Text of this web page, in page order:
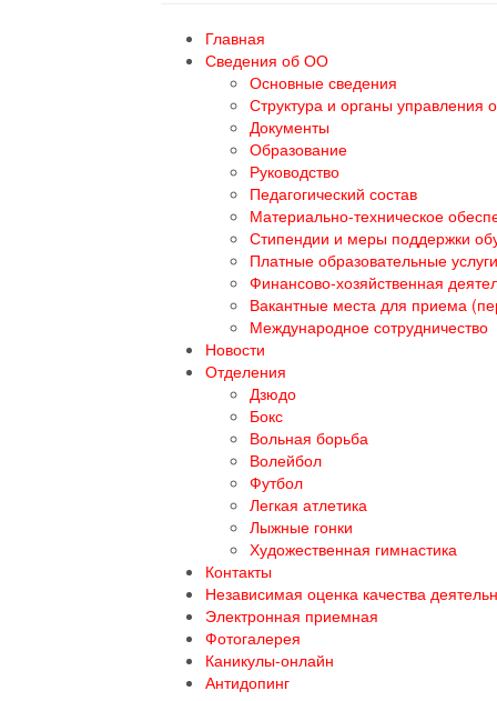
Главная
Сведения об ОО
Основные сведения
Структура и органы управления
Документы
Образование
Руководство
Педагогический состав
Материально-техническое
Стипендии и меры поддержки
Платные образовательные услуги
Финансово-хозяйственная
Вакантные места для приема
Международное сотрудничество
Новости
Отделения
Дзюдо
Бокс
Вольная борьба
Волейбол
Футбол
Легкая атлетика
Лыжные гонки
Художественная гимнастика
Контакты
Независимая оценка качества
Электронная приемная
Фотогалерея
Каникулы-онлайн
Антидопинг